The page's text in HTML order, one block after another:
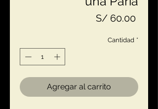
S/ 60.00Precio
Cantidad *
Agregar al carrito